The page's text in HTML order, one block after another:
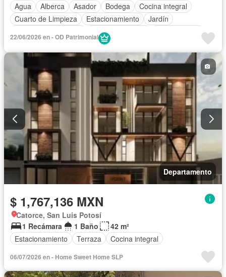
Agua
Alberca Asador Bodega
Cocina integral
Cuarto de Limpieza
Estacionamiento
Jardín
Vista panorámica
22/06/2026 en - OD Patrimonial
Departamento
$ 1,767,136 MXN
Catorce, San Luis Potosí
1 Recámara
1 Baño
42 m²
Estacionamiento
Terraza Cocina integral
06/07/2026 en - Home Sweet Home SLP